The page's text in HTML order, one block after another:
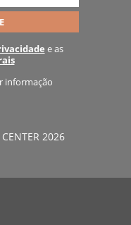
e as
informação
2026